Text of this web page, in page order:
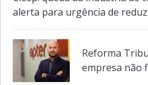
Ciesp: queda da indústria de
alerta para urgência de
Reforma
empresa não